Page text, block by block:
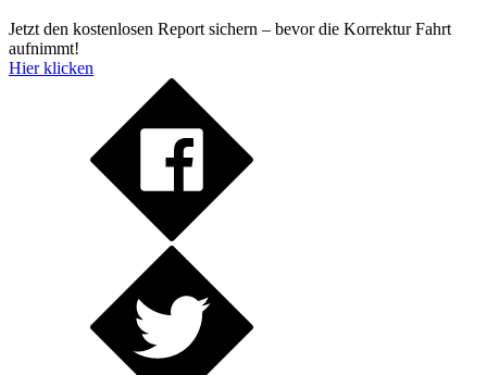
Jetzt den kostenlosen Report sichern – bevor die Korrektur Fahrt
aufnimmt!
Hier klicken